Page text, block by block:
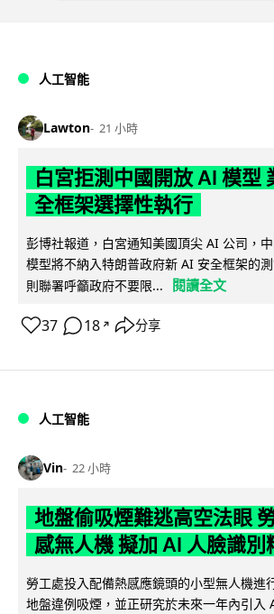
人工智能
Lawton 21 小時
白宮拒測中國開放 AI 模型
全框架選擇性執行
彭博社報道，白宮通知美國頂尖 AI 公司，
模型將不納入特朗普政府新 AI 安全框架的
則聯署呼籲政府不要限...
閱讀全文
37 18 ↗ 分享
人工智能
Vin 22 小時
地盤偷吸煙難逃高空法眼
感無人機 擬加 AI 人臉識別
勞工處投入配備熱感應鏡頭的小型無人機進
地盤違例吸煙，並正研究於未來一年內引入